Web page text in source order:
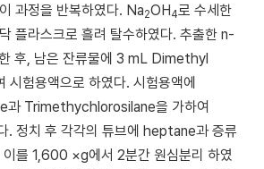
과정을 반복하였다. Na2OH4 로 수세한
플라스크로 흘려 탈수하였다. 추출한 n-
후, 남은 잔류물에 3 mL Dimethyl
험용액으로 하였다. 시험용액에
Trimethychlorosilane을 가하여
. 정치 후 각각의 튜브에 heptane과 증류
를 1,600 ×g에서 2분간 원심분리 하였